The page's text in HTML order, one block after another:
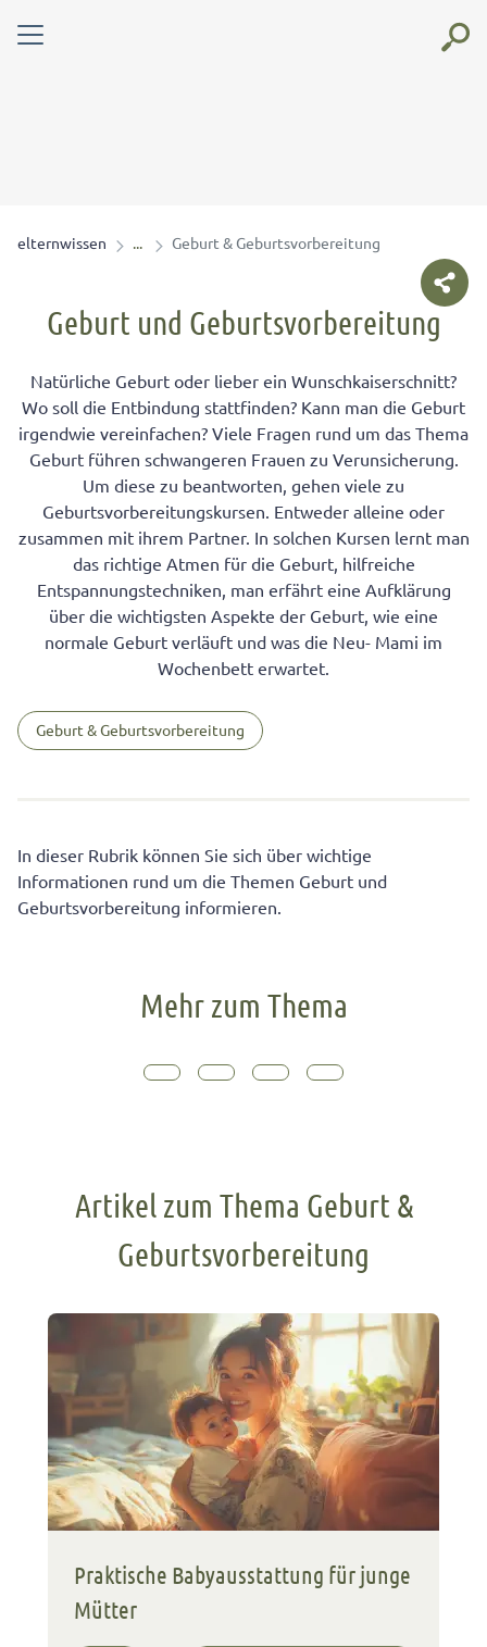
elternwissen Geburt & Geburtsvorbereitung
Geburt und Geburtsvorbereitung
Natürliche Geburt oder lieber ein Wunschkaiserschnitt?
Wo soll die Entbindung stattfinden? Kann man die Geburt
irgendwie vereinfachen? Viele Fragen rund um das Thema
Geburt führen schwangeren Frauen zu Verunsicherung.
Um diese zu beantworten, gehen viele zu
Geburtsvorbereitungskursen. Entweder alleine oder
zusammen mit ihrem Partner. In solchen Kursen lernt man
das richtige Atmen für die Geburt, hilfreiche
Entspannungstechniken, man erfährt eine Aufklärung
über die wichtigsten Aspekte der Geburt, wie eine
normale Geburt verläuft und was die Neu- Mami im
Wochenbett erwartet.
Geburt & Geburtsvorbereitung
In dieser Rubrik können Sie sich über wichtige
Informationen rund um die Themen Geburt und
Geburtsvorbereitung informieren.
Mehr zum Thema
Artikel zum Thema Geburt &
Geburtsvorbereitung
Praktische Babyausstattung für junge
Mütter